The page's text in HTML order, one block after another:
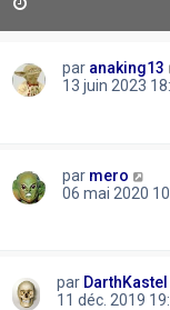
par anaking13
13 juin 2023
par mero
06 mai 2020
par DarthKastel
11 déc. 2019